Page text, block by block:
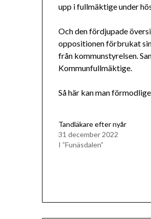
upp i fullmäktige under
Och den fördjupade
oppositionen förbrukat
från kommunstyrelsen.
Kommunfullmäktige.
Så här kan man
Tandläkare efter nyår
31 december 2022
I ”Funäsdalen”